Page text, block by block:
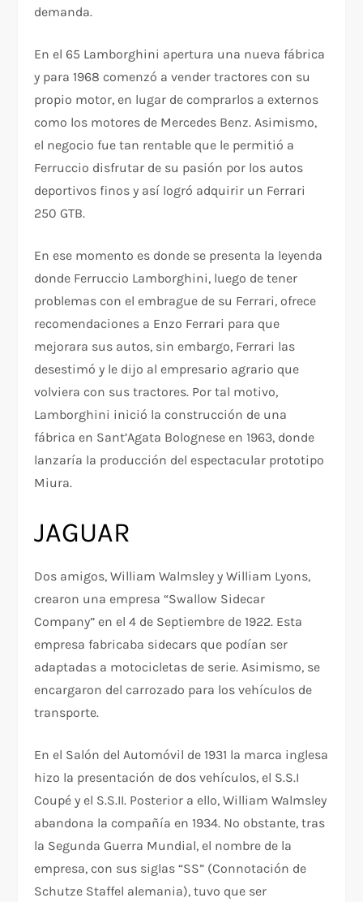
demanda.
En el 65 Lamborghini apertura una nueva fábrica
y para 1968 comenzó a vender tractores con su
propio motor, en lugar de comprarlos a externos
como los motores de Mercedes Benz. Asimismo,
el negocio fue tan rentable que le permitió a
Ferruccio disfrutar de su pasión por los autos
deportivos finos y así logró adquirir un Ferrari
250 GTB.
En ese momento es donde se presenta la leyenda
donde Ferruccio Lamborghini, luego de tener
problemas con el embrague de su Ferrari, ofrece
recomendaciones a Enzo Ferrari para que
mejorara sus autos, sin embargo, Ferrari las
desestimó y le dijo al empresario agrario que
volviera con sus tractores. Por tal motivo,
Lamborghini inició la construcción de una
fábrica en Sant’Agata Bolognese en 1963, donde
lanzaría la producción del espectacular prototipo
Miura.
JAGUAR
Dos amigos, William Walmsley y William Lyons,
crearon una empresa “Swallow Sidecar
Company” en el 4 de Septiembre de 1922. Esta
empresa fabricaba sidecars que podían ser
adaptadas a motocicletas de serie. Asimismo, se
encargaron del carrozado para los vehículos de
transporte.
En el Salón del Automóvil de 1931 la marca inglesa
hizo la presentación de dos vehículos, el S.S.I
Coupé y el S.S.II. Posterior a ello, William Walmsley
abandona la compañía en 1934. No obstante, tras
la Segunda Guerra Mundial, el nombre de la
empresa, con sus siglas “SS” (Connotación de
Schutze Staffel alemania), tuvo que ser